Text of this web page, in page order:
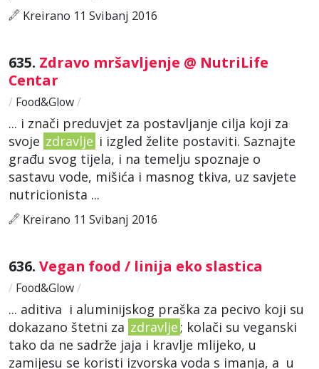
Kreirano 11 Svibanj 2016
635. Zdravo mršavljenje @ NutriLife
Centar
/ Food&Glow/
... i znači preduvjet za postavljanje cilja koji za
svoje zdravlje i izgled želite postaviti. Saznajte
građu svog tijela, i na temelju spoznaje o
sastavu vode, mišića i masnog tkiva, uz savjete
nutricionista ...
Kreirano 11 Svibanj 2016
636. Vegan food / linija eko slastica
/ Food&Glow/
... aditiva i aluminijskog praška za pecivo koji su
dokazano štetni za zdravlje ; kolači su veganski
tako da ne sadrže jaja i kravlje mlijeko, u
zamijesu se koristi izvorska voda s imanja, a u